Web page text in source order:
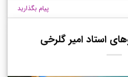
پیام بگذارید
استاد امیر گلرخی